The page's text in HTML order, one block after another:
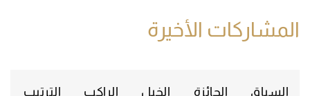
المشاركات الأخيرة
السباق الجائزة الخيل الراكب الترتيب